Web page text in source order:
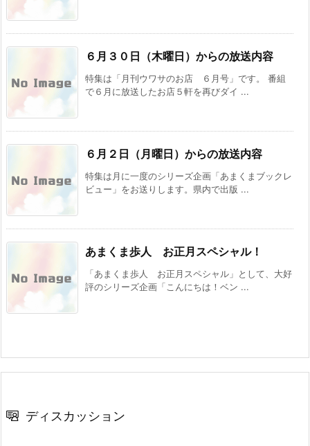
６月３０日（木曜日）からの放送内容
特集は「月刊ウワサのお店 ６月号」です。 番組
で６月に放送したお店５軒を再びダイ ...
６月２日（月曜日）からの放送内容
特集は月に一度のシリーズ企画「あまくまブックレ
ビュー」をお送りします。県内で出版 ...
あまくま歩人 お正月スペシャル！
「あまくま歩人 お正月スペシャル」として、大好
評のシリーズ企画「こんにちは！ベン ...
ディスカッション